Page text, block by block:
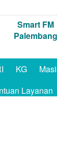
Smart FM
Palembang
KG
Layanan